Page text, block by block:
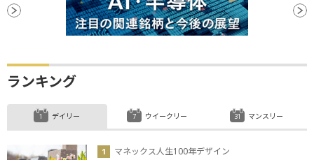
ランキング
デイリー
マネックス人生100年デザイン
ウイークリー マンスリー